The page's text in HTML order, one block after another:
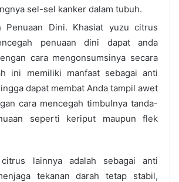
sel-sel kanker dalam tubuh.
Penuaan Dini. Khasiat yuzu citrus
penuaan dini dapat anda
cara mengonsumsinya secara
ini memiliki manfaat sebagai anti
dapat membat Anda tampil awet
cara mencegah timbulnya tanda-
seperti keriput maupun flek
lainnya adalah sebagai anti
tekanan darah tetap stabil,